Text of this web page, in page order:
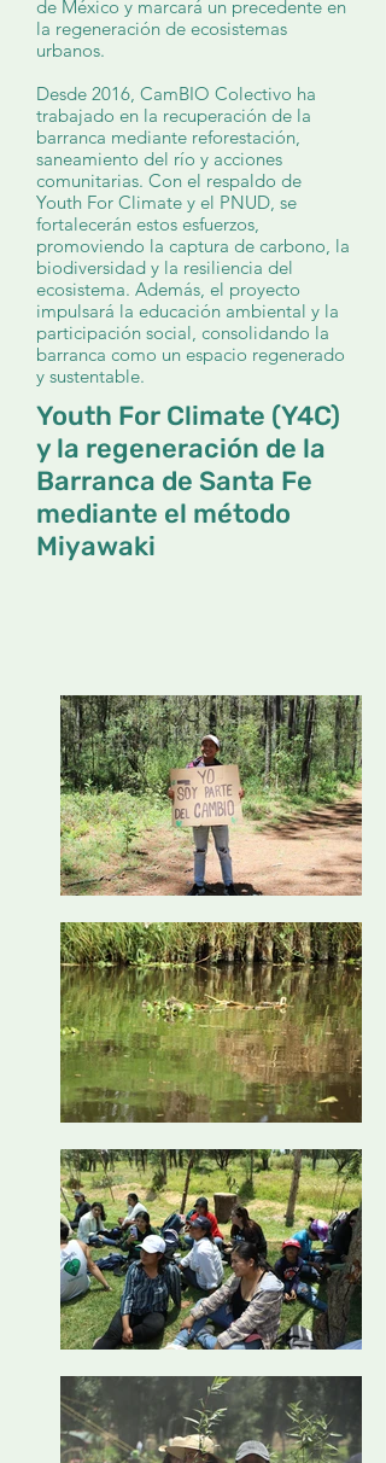
de México y marcará un precedente en
la regeneración de ecosistemas
urbanos.
Desde 2016, CamBIO Colectivo ha
trabajado en la recuperación de la
barranca mediante reforestación,
saneamiento del río y acciones
comunitarias. Con el respaldo de
Youth For Climate y el PNUD, se
fortalecerán estos esfuerzos,
promoviendo la captura de carbono, la
biodiversidad y la resiliencia del
ecosistema. Además, el proyecto
impulsará la educación ambiental y la
participación social, consolidando la
barranca como un espacio regenerado
y sustentable.
Youth For Climate (Y4C)
y la regeneración de la
Barranca de Santa Fe
mediante el método
Miyawaki